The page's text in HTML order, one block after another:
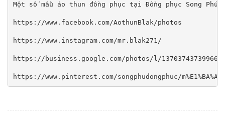
Một số mẫu áo thun đồng phục tại Đồng phục Song Phú
https://www.facebook.com/AothunBlak/photos
https://www.instagram.com/mr.blak271/
https://business.google.com/photos/l/
https://www.pinterest.com/songphudongphuc/m%E1%BA%ABu-